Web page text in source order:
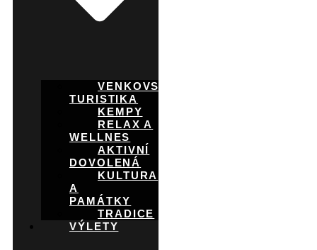
VENKOVSKÁ
TURISTIKA
KEMPY
RELAX A
WELLNES
AKTIVNÍ
DOVOLENÁ
KULTURA
A
PAMÁTKY
TRADICE
VÝLETY